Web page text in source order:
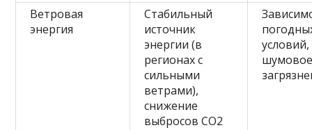
Ветровая
энергия
Стабильный
источник
энергии (в
регионах с
сильными
ветрами),
снижение
выбросов CO2
условий,